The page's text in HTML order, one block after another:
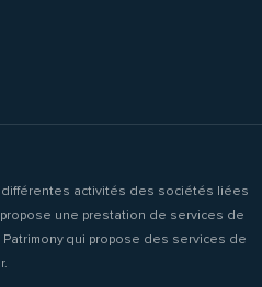
activités des sociétés liées
une prestation de services de
qui propose des services de